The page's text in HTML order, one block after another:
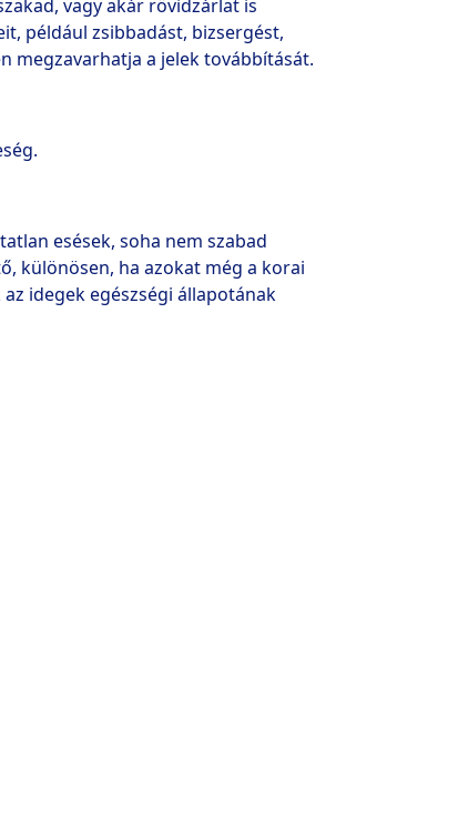
vagy akár rövidzárlat is
például zsibbadást, bizsergést,
megzavarhatja a jelek továbbítását.
esések, soha nem szabad
különösen, ha azokat még a korai
idegek egészségi állapotának